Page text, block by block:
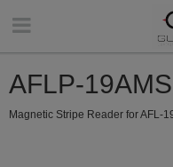
AFLP-
Magnetic Stripe Reader for AFL-